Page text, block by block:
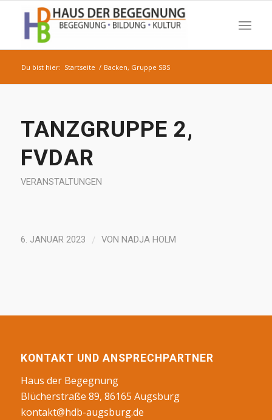
Du bist hier: Startseite / Backen, Gruppe SBS
TANZGRUPPE 2,
FVDAR
VERANSTALTUNGEN
6. JANUAR 2023 / VON NADJA HOLM
KONTAKT UND ANSPRECHPARTNER
Haus der Begegnung
Blücherstraße 89, 86165 Augsburg
kontakt@hdb-augsburg.de